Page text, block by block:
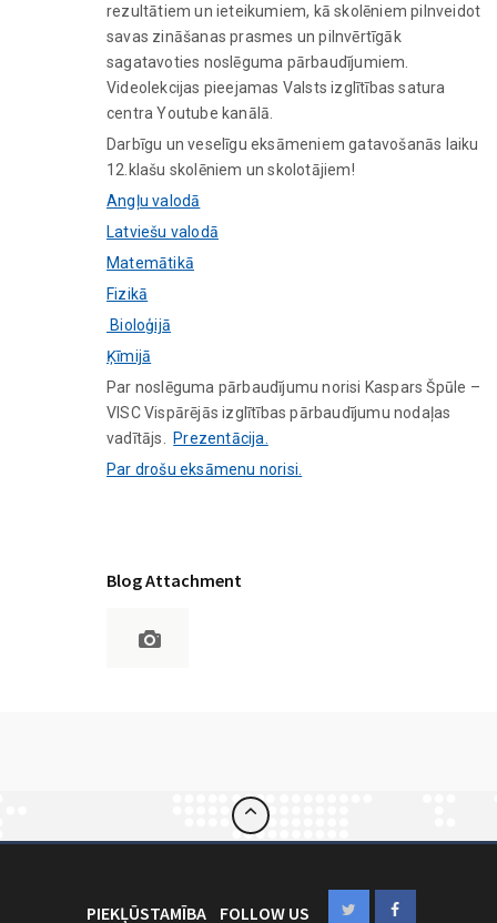
rezultātiem un ieteikumiem, kā skolēniem pilnveidot
savas zināšanas prasmes un pilnvērtīgāk
sagatavoties noslēguma pārbaudījumiem.
Videolekcijas pieejamas Valsts izglītības satura
centra Youtube kanālā.
Darbīgu un veselīgu eksāmeniem gatavošanās laiku
12.klašu skolēniem un skolotājiem!
Angļu valodā
Latviešu valodā
Matemātikā
Fizikā
Bioloģijā
Ķīmijā
Par noslēguma pārbaudījumu norisi Kaspars Špūle –
VISC Vispārējās izglītības pārbaudījumu nodaļas
vadītājs.
Prezentācija.
Par drošu eksāmenu norisi.
Blog Attachment
PIEKĻŪSTAMĪBA FOLLOW US